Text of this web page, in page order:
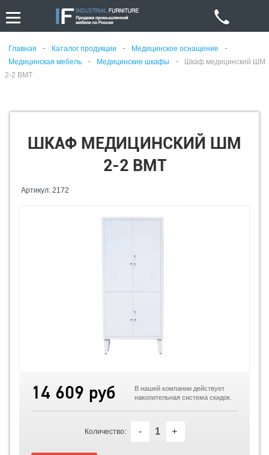
Главная - Каталог продукции - Медицинское оснащение -
Медицинская мебель - Медицинские шкафы -
Шкаф медицинский ШМ
2-2 ВМТ
ШКАФ МЕДИЦИНСКИЙ ШМ
2-2 ВМТ
Артикул: 2172
14 609 руб
В нашей компании действует
накопительная система скидок.
Количество: - +